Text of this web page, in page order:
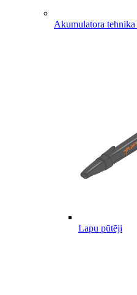
Akumulatora tehnika
Lapu pūtēji